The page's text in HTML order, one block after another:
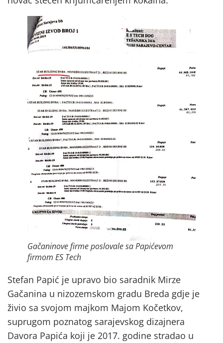
Gačaninove firme poslovale sa Papićevom
firmom ES Tech
Stefan Papić je upravo bio saradnik Mirze
Gačanina u nizozemskom gradu Breda gdje je
živio sa svojom majkom Majom Kočetkov,
suprugom poznatog sarajevskog dizajnera
Davora Papića koji je 2017. godine stradao u